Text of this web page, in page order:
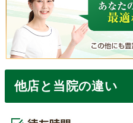
他店と当院の違い